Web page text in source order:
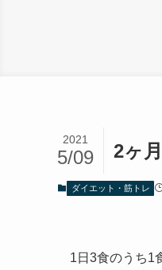
2ヶ
2021
5/09
ダイエット・筋トレ
1日3食のうち1